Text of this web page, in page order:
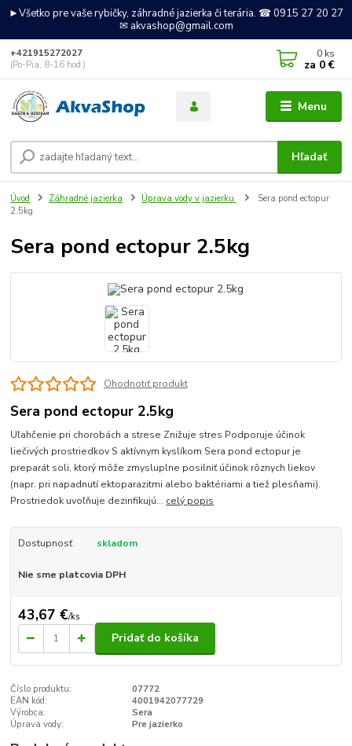
►Všetko pre vaše rybičky, záhradné jazierka či terária. ☎ 0915 27 20 27
✉ akvashop@gmail.com
Menu
Hľadať
+421915272027
(Po-Pia, 8-16 hod.)
0 ks
za 0 €
Úvod Záhradné jazierka Úprava vody v jazierku
Sera pond ectopur
2.5kg
Sera pond ectopur 2.5kg
Ohodnotiť produkt
Sera pond ectopur 2.5kg
Uľahčenie pri chorobách a strese Znižuje stres Podporuje účinok
liečivých prostriedkov S aktívnym kyslíkom Sera pond ectopur je
preparát soli, ktorý môže zmysluplne posilniť účinok rôznych liekov
(napr. pri napadnutí ektoparazitmi alebo baktériami a tiež plesňami).
Prostriedok uvoľňuje dezinfikujú... celý popis
Dostupnosť skladom
Nie sme platcovia DPH
43,67 €/ks
Pridať do košíka
Číslo produktu:
07772
EAN kód:
4001942077729
Výrobca:
Sera
Úprava vody:
Pre jazierko